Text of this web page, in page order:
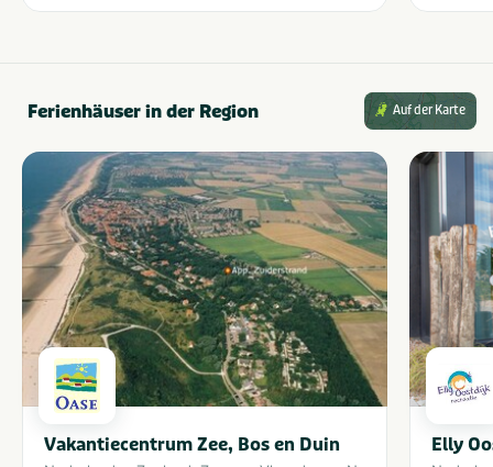
Ferienhäuser in der Region Auf der Karte
Vakantiecentrum Zee, Bos en Duin Elly